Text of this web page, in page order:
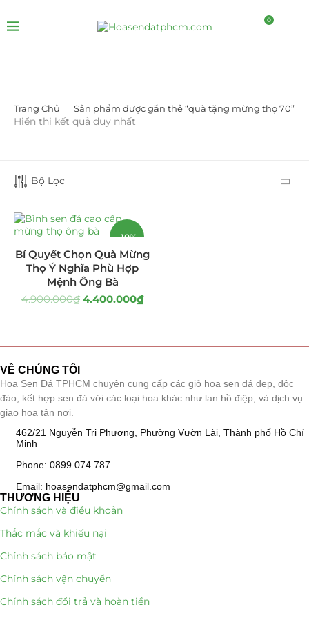
0
DANH MỤC SẢN PHẨM
Cây Sen Đá Giá Sỉ (137)
Chậu Sen Đá Mini
Lan Hồ Điệp Truyền Thống
Lũa Hồ Điệp Sen Đá
Hoa Ngày Lễ 8/3
Hoa Tặng 14/2 (16)
Hoa Tặng 20/10 (33)
Quà Tặng
Quà Noel - Quà Giáng Sinh
Quà Tặng Sếp
Quà Tết
Trang Chủ Sản phẩm được gắn thẻ “quà tặng mừng thọ 70”
Hiển thị kết quả duy nhất
Bộ Lọc
-10%
Bí Quyết Chọn Quà Mừng
Thọ Ý Nghĩa Phù Hợp
Mệnh Ông Bà
4.900.000₫ 4.400.000₫
VỀ CHÚNG TÔI
Hoa Sen Đá TPHCM chuyên cung cấp các giỏ hoa sen đá đẹp, độc
đáo, kết hợp sen đá với các loại hoa khác như lan hồ điệp, và dịch vụ
giao hoa tận nơi.
462/21 Nguyễn Tri Phương, Phường Vườn Lài, Thành phố Hồ Chí
Minh
Phone: 0899 074 787
Email: hoasendatphcm@gmail.com
THƯƠNG HIỆU
Chính sách và điều khoản
Thắc mắc và khiếu nại
Chính sách bảo mật
Chính sách vận chuyển
Chính sách đổi trả và hoàn tiền